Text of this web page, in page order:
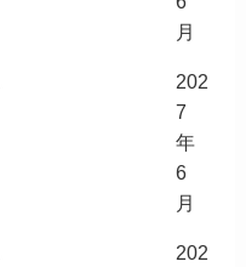
月
202
7
年
6
月
202